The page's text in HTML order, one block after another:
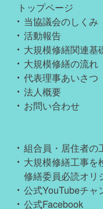
2025.10.23
2025.09.09社
2025.09.04【
2025.08.24
2025.08.02 【
2025.07.28夏
2025.07.13【
トップページ
当協議会のしくみ
活動報告
大規模修繕関連基
大規模修繕の流れ
代表理事あいさつ
法人概要
お問い合わせ
組合員・居住者の
大規模修繕工事を
修繕委員必読オリ
公式YouTubeチャ
公式Facebook